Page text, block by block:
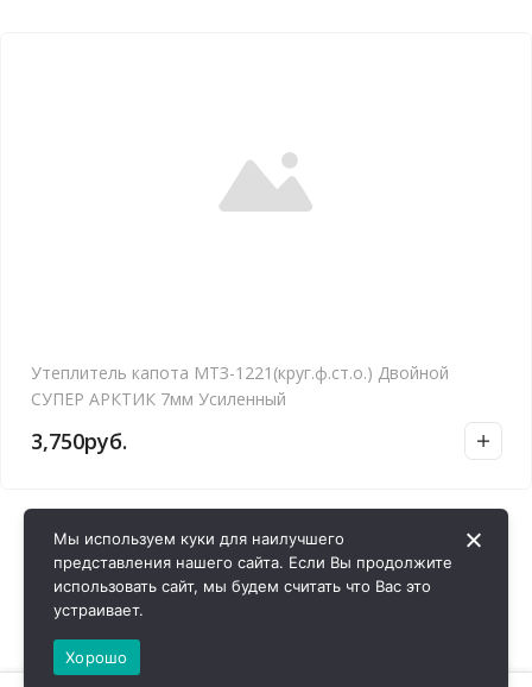
Утеплитель капота МТЗ-1221(круг.ф.ст.о.) Двойной
СУПЕР АРКТИК 7мм Усиленный
3,750руб.
Мы используем куки для наилучшего
представления нашего сайта. Если Вы продолжите
использовать сайт, мы будем считать что Вас это
устраивает.
Хорошо